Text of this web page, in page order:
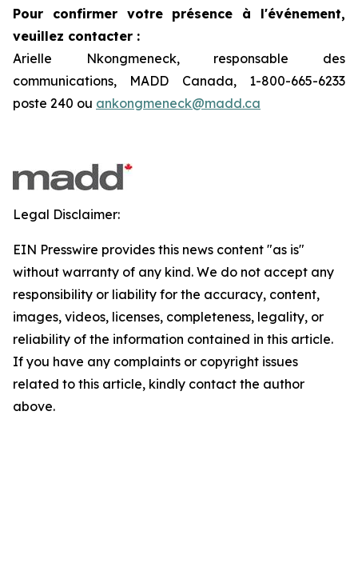
Pour confirmer votre présence à l'événement,
veuillez contacter :
Arielle Nkongmeneck, responsable des
communications, MADD Canada, 1-800-665-6233
poste 240 ou ankongmeneck@madd.ca
Legal Disclaimer:
EIN Presswire provides this news content "as is"
without warranty of any kind. We do not accept any
responsibility or liability for the accuracy, content,
images, videos, licenses, completeness, legality, or
reliability of the information contained in this article.
If you have any complaints or copyright issues
related to this article, kindly contact the author
above.